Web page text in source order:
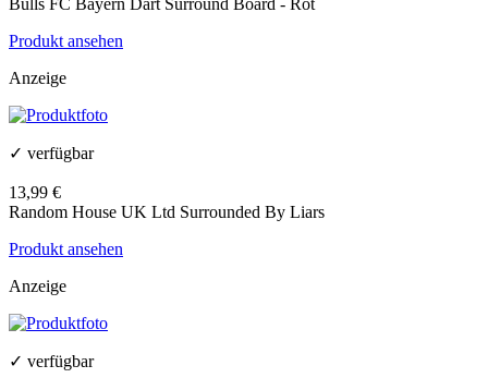
Bulls FC Bayern Dart Surround Board - Rot
Produkt ansehen
Anzeige
✓ verfügbar
13,99 €
Random House UK Ltd Surrounded By Liars
Produkt ansehen
Anzeige
✓ verfügbar